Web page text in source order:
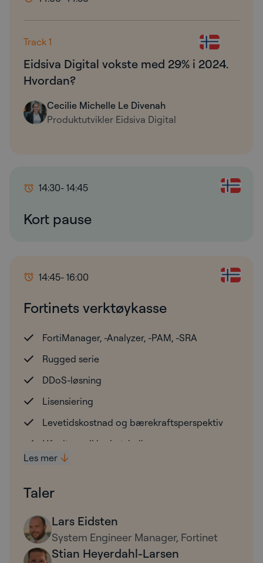
Track 1
Eidsiva Digital vokste med 29% i 2024.
Hvordan?
Cecilie Michelle Le Divenah
Produktutvikler Eidsiva Digital
14:30- 14:45
Kort pause
14:45- 16:00
Fortinets verktøykasse
FortiManager, -Analyzer, -PAM, -SRA
Rugged serie
DDoS-løsning
Lisensiering
Levetidskostnad og bærekraftsperspektiv
Håndtere sikkerhetshull
Les mer
Taler
Lars Eidsten
System Engineer Manager, Fortinet
Stian Heyerdahl-Larsen